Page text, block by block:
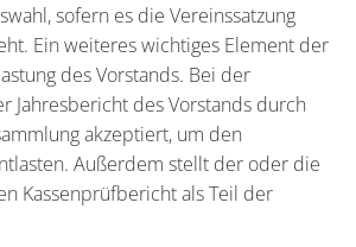
sofern es die Vereinssatzung
Ein weiteres wichtiges Element der
des Vorstands. Bei der
Jahresbericht des Vorstands durch
akzeptiert, um den
Außerdem stellt der oder die
Kassenprüfbericht als Teil der